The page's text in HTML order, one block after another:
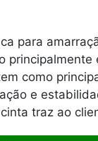
para
principalmente
como
e
traz ao